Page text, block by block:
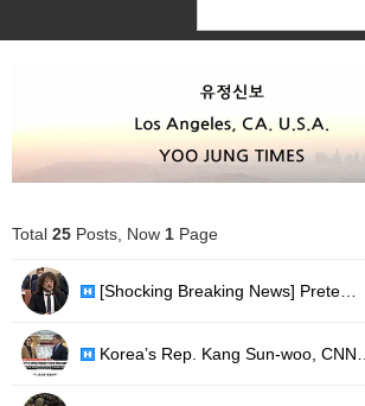
Total 25 Posts, Now 1 Page
[Shocking Breaking News] Prete…
Korea’s Rep. Kang Sun-woo, CNN…